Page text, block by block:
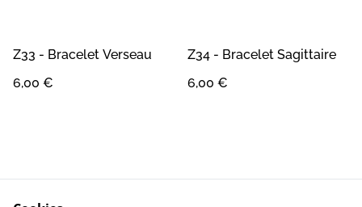
Z33 - Bracelet Verseau
6,00 €
Z34 - Bracelet Sagittaire
6,00 €